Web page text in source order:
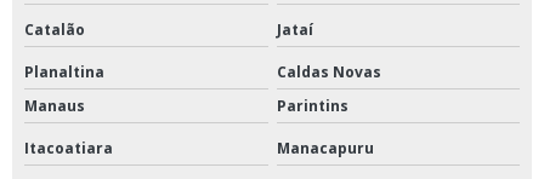
Catalão Jataí
Planaltina
Caldas Novas
Manaus
Parintins
Itacoatiara Manacapuru